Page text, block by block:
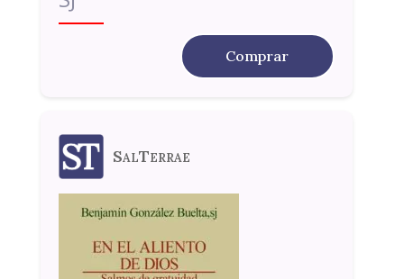
Comprar
SalTerrae